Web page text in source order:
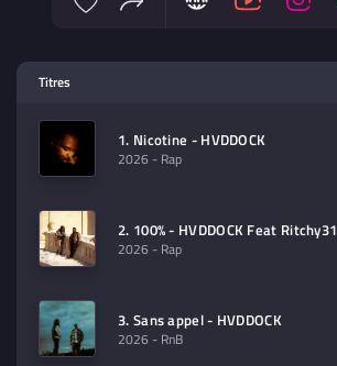
contenu à lire (audio/video)
Titres
1. Nicotine - HVDDOCK
2026 - Rap
2. 100% - HVDDOCK Feat Ritchy31
2026 - Rap
3. Sans appel - HVDDOCK
2026 - RnB